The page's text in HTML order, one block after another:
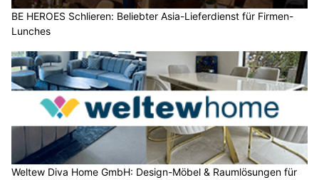
BE HEROES Schlieren: Beliebter Asia-Lieferdienst für Firmen-
Lunches
Weltew Diva Home GmbH: Design-Möbel & Raumlösungen für